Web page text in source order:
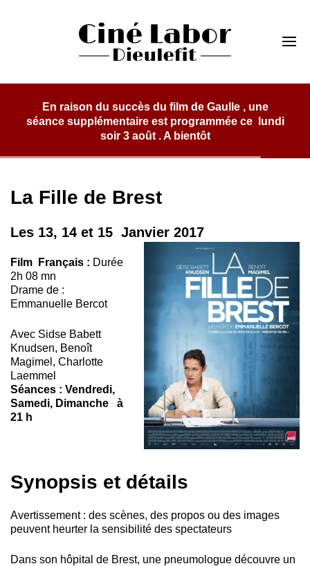
Cinéma Labor
Dieulefit
ce lundi
La Fille de Brest
Les 13, 14 et 15 Janvier 2017
Film Français : Durée
2h 08 mn
Drame de :
Emmanuelle Bercot
Avec Sidse Babett
Knudsen, Benoît
Magimel, Charlotte
Laemmel
Séances : Vendredi,
Samedi, Dimanche à
21 h
Synopsis et détails
Avertissement : des scènes, des propos ou des images
peuvent heurter la sensibilité des spectateurs
Dans son hôpital de Brest, une pneumologue découvre un